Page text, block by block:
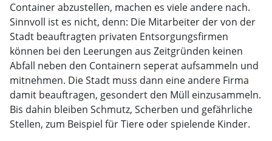
Container abzustellen, machen es viele andere nach.
Sinnvoll ist es nicht, denn: Die Mitarbeiter der von der
Stadt beauftragten privaten Entsorgungs­firmen
können bei den Leerungen aus Zeitgründen keinen
Abfall neben den Containern seperat aufsammeln und
mitnehmen. Die Stadt muss dann eine andere Firma
damit beauftragen, ge­sondert den Müll einzusammeln.
Bis dahin bleiben Schmutz, Scherben und gefährliche
Stellen, zum Beispiel für Tiere oder spielende Kinder.